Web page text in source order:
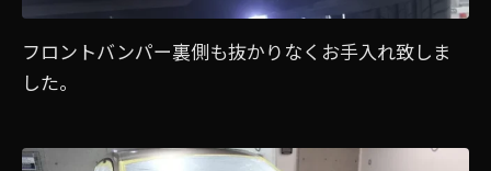
フロントバンパー裏側も抜かりなくお手入れ致しま
した。